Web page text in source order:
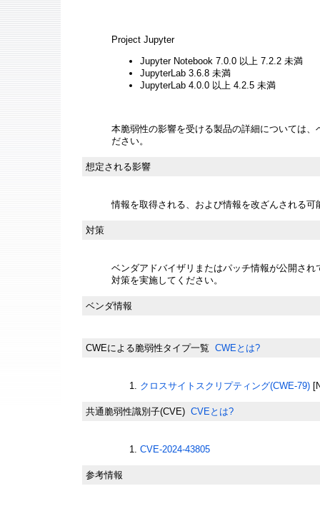
Project Jupyter
Jupyter Notebook 7.0.0 以上 7.2.2 未満
JupyterLab 3.6.8 未満
JupyterLab 4.0.0 以上 4.2.5 未満
本脆弱性の影響を受ける製品の詳細については
ださい。
想定される影響
情報を取得される、および情報を改ざんされる可
対策
ベンダアドバイザリまたはパッチ情報が公開さ
対策を実施してください。
ベンダ情報
CWEによる脆弱性タイプ一覧 CWEとは?
クロスサイトスクリプティング(CWE-79)
共通脆弱性識別子(CVE) CVEとは?
CVE-2024-43805
参考情報